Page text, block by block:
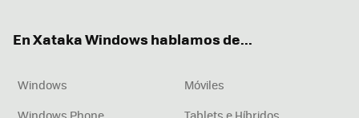
En Xataka Windows hablamos de...
Windows
Móviles
Windows Phone
Tablets e Híbridos